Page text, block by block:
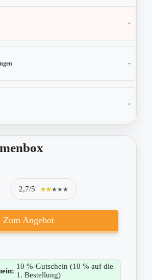
2,7/5 ★★★★★
★★★★★
Zum Angebot
10 %-Gutschein (10 % auf die
1. Bestellung)